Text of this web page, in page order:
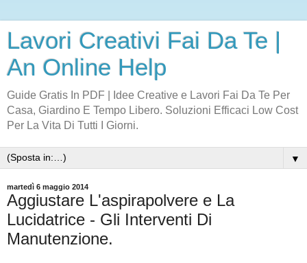
Lavori Creativi Fai Da Te |
An Online Help
Guide Gratis In PDF | Idee Creative e Lavori Fai Da Te Per
Casa, Giardino E Tempo Libero. Soluzioni Efficaci Low Cost
Per La Vita Di Tutti I Giorni.
▼
martedì 6 maggio 2014
Aggiustare L'aspirapolvere e La
Lucidatrice - Gli Interventi Di
Manutenzione.